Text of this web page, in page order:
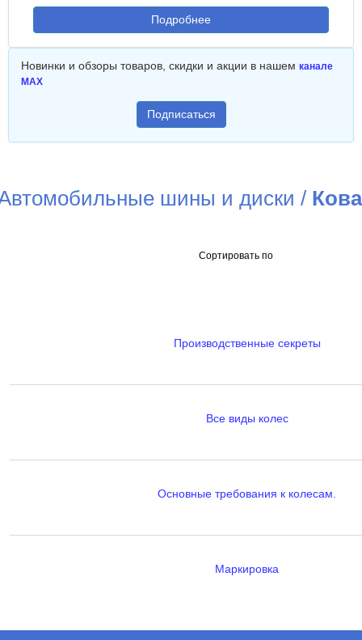
Подробнее
Новинки и обзоры товаров, скидки и акции в нашем канале
MAX
Подписаться
шины и диски /
Сортировать по
Производственные секреты
Все виды колес
Основные требования к колесам.
Маркировка